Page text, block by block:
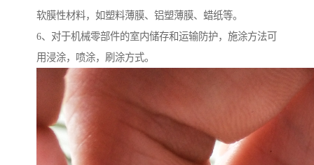
软膜性材料，如塑料薄膜、铝塑薄膜、蜡纸等。
6、对于机械零部件的室内储存和运输防护，施涂方法可
用浸涂，喷涂，刷涂方式。